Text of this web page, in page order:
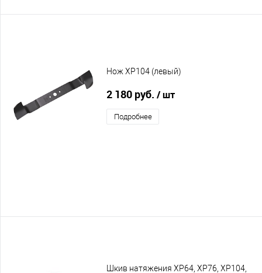
Нож XP104 (левый)
2 180 руб. / шт
Подробнее
Шкив натяжения XP64, XP76, XP104,